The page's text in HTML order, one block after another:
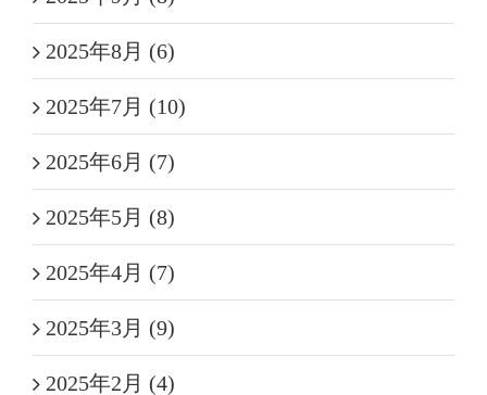
2025年8月 (6)
2025年7月 (10)
2025年6月 (7)
2025年5月 (8)
2025年4月 (7)
2025年3月 (9)
2025年2月 (4)